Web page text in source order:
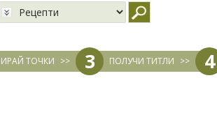
ТОЧКИ >> 3 ПОЛУЧИ ТИТЛИ >> 4